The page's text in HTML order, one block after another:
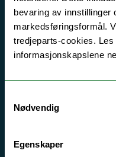
bevaring av innstillinger
markedsføringsformål.
tredjeparts-cookies.
informasjonskapslene
Nødvendig
Egenskaper
Akutt hjelp
Si ifra!
Driftsmeldinger
Personvern ved
Sikkerhet,